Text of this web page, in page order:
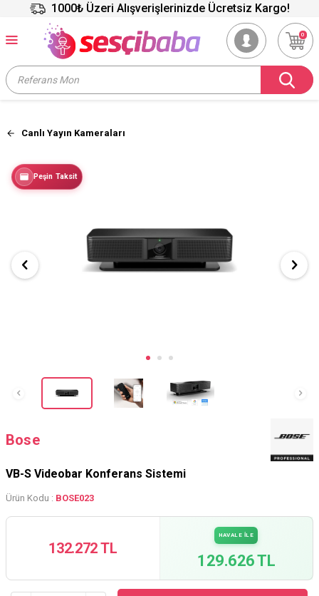
1000₺ Üzeri Alışverişlerinizde Ücretsiz Kargo!
0
Canlı Yayın Kameraları
Peşin Taksit
Bose
VB-S Videobar Konferans Sistemi
Ürün Kodu : BOSE023
132.272 TL
HAVALE İLE
129.626 TL